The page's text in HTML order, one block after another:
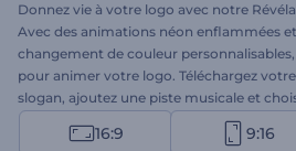
Donnez vie à votre logo avec notre
Avec des animations néon enflammées
changement de couleur
pour animer votre logo. Téléchargez
slogan, ajoutez une piste musicale et
flammes pour s'adapter au style de votre
introductions de chaînes de gaming, les
16:9 9:16